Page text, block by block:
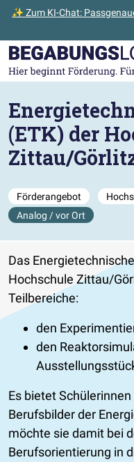
✨ Zum KI-Chat:
Zum Hauptinhalt der
Zur Startseite gehen
(ETK) der
Zittau/
Förderangebot
Analog / vor Ort
Das
Hochschule Zittau/
Teilbereiche:
den
den
Es bietet
Berufsbilder der
möchte sie damit bei
Berufsorientierung in